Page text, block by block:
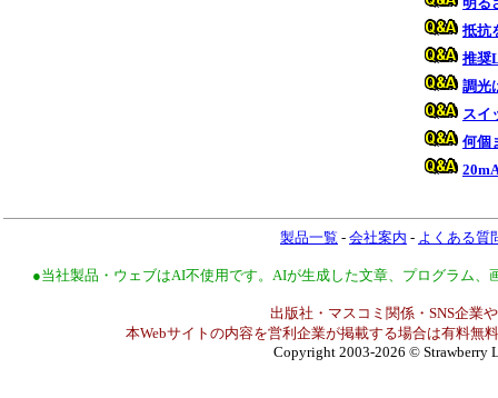
抵抗
推奨
調光
スイ
何個
製品一覧 - 会社案内 - よくある質
●当社製品・ウェブはAI不使用です。AIが生成した文章、プログラム
出版社・マスコミ関係・SNS企業
本Webサイトの内容を営利企業が掲載する場合は有料無
Copyright 2003-2026 © Strawberry